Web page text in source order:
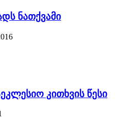
ნათქვამი
კითხვის წესი